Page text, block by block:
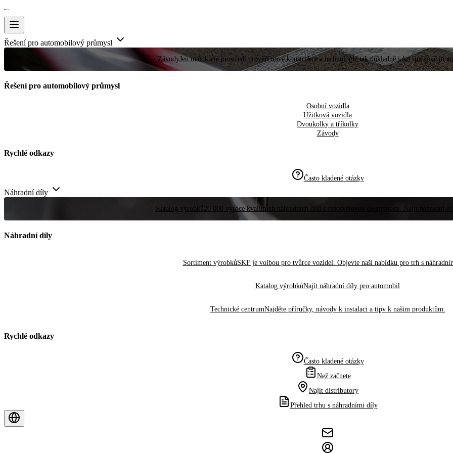
Řešení pro automobilový průmysl
ZávodyJen málokteré prostředí prověří nové konstrukce a technologie tak důkladně jako špičkové
Řešení pro automobilový průmysl
Osobní vozidla
Užitková vozidla
Dvoukolky a tříkolky
Závody
Rychlé odkazy
Často kladené otázky
Náhradní díly
Katalog výrobků20 000 vysoce kvalitních náhradních dílů s celosvětovou dostupností. Najít náhradní
Náhradní díly
Sortiment výrobkůSKF je volbou pro tvůrce vozidel. Objevte naši nabídku pro trh s
Katalog výrobkůNajít náhradní díly pro automobil
Technické centrumNajděte příručky, návody k instalaci a tipy k našim produktům.
Rychlé odkazy
Často kladené otázky
Než začnete
Najít distributory
Přehled trhu s náhradními díly